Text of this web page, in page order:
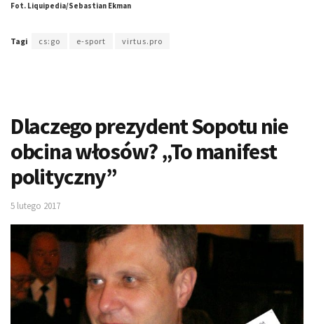
Fot. Liquipedia/Sebastian Ekman
Tagi cs:go e-sport virtus.pro
Dlaczego prezydent Sopotu nie
obcina włosów? „To manifest
polityczny”
5 lutego 2017